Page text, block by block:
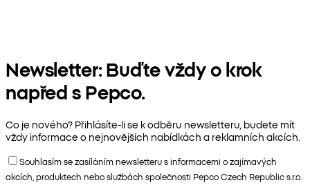
Newsletter: Buďte vždy o krok
napřed s Pepco.
Co je nového? Přihlásíte-li se k odběru newsletteru, budete mít
vždy informace o nejnovějších nabídkách a reklamních akcích.
Souhlasím se zasíláním newsletteru s informacemi o zajímavých
akcích, produktech nebo službách společnosti Pepco Czech Republic s.r.o.